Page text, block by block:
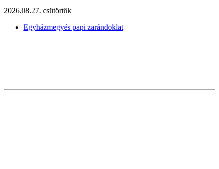
2026.08.27. csütörtök
Egyházmegyés papi zarándoklat